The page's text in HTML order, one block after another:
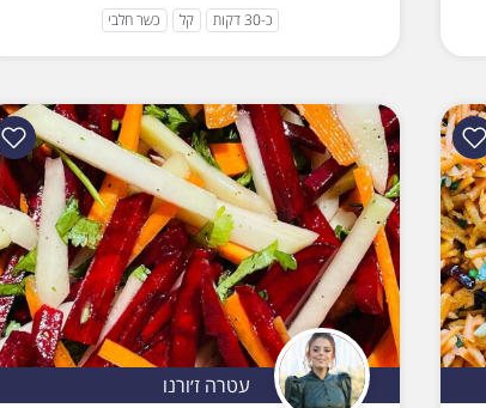
כ-30 דקות קל כשר חלבי
עטרה ז׳ורנו